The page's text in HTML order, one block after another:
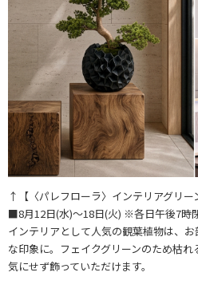
↑【〈パレフローラ〉インテリアグリー
■8月12日(水)～18日(火) ※各日午後7時
インテリアとして人気の観葉植物は、
な印象に。フェイクグリーンのため枯
気にせず飾っていただけます。